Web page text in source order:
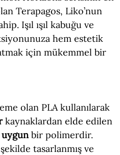
Terapagos, Liko’nun
Işıl ışıl kabuğu ve
hem estetik
için mükemmel bir
olan PLA kullanılarak
kaynaklardan elde edilen
uygunbir polimerdir.
tasarlanmış ve